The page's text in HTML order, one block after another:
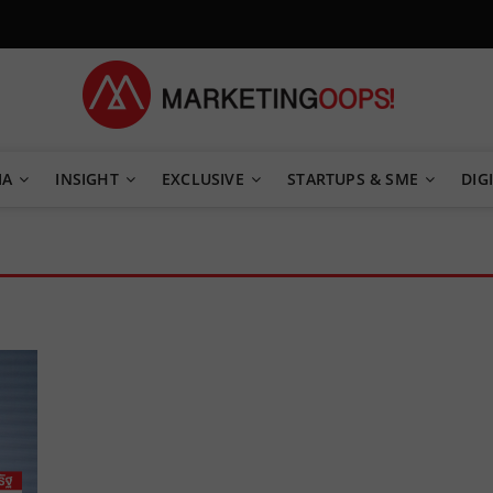
INSIGHT EXCLUSIVE STARTUPS & SME